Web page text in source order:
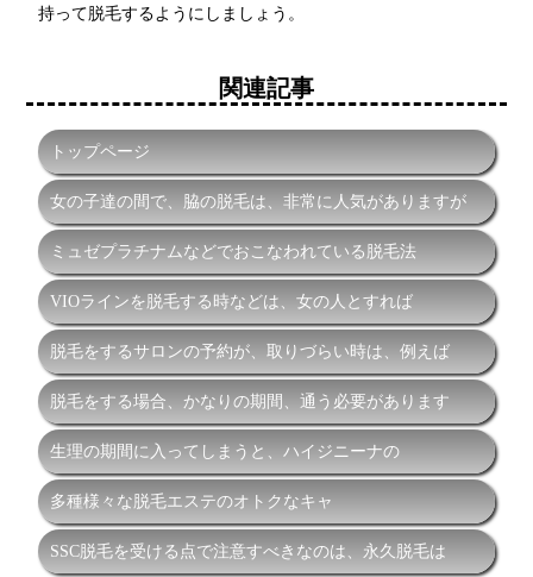
持って脱毛するようにしましょう。
関連記事
トップページ
女の子達の間で、脇の脱毛は、非常に人気がありますが
ミュゼプラチナムなどでおこなわれている脱毛法
VIOラインを脱毛する時などは、女の人とすれば
脱毛をするサロンの予約が、取りづらい時は、例えば
脱毛をする場合、かなりの期間、通う必要があります
生理の期間に入ってしまうと、ハイジニーナの
多種様々な脱毛エステのオトクなキャ
SSC脱毛を受ける点で注意すべきなのは、永久脱毛は